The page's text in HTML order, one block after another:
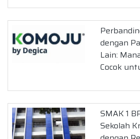
dengan
Lain:
Cocok
SMAK 1
Sekolah